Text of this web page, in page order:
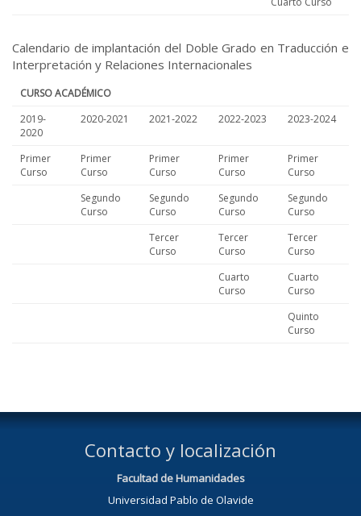
Calendario de implantación del Doble Grado en Traducción e
Interpretación y Relaciones Internacionales
CURSO ACADÉMICO
2019‐
2020
2020‐2021 2021‐2022 2022‐2023 2023-2024
Primer
Curso
Primer
Curso
Primer
Curso
Primer
Curso
Primer
Curso
Segundo
Curso
Segundo
Curso
Segundo
Curso
Segundo
Curso
Tercer
Curso
Tercer
Curso
Tercer
Curso
Cuarto
Curso
Cuarto
Curso
Quinto
Curso
Contacto y localización
Facultad de Humanidades
Universidad Pablo de Olavide